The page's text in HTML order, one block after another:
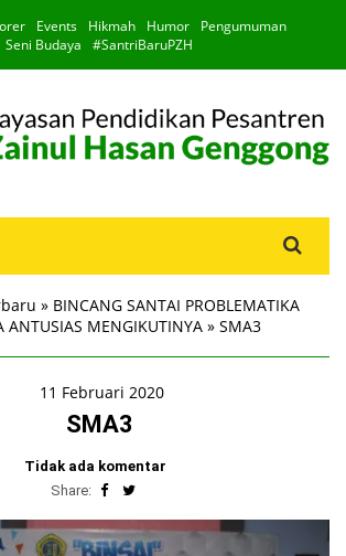
Events Hikmah Humor
Pengumuman
Seni Budaya
#SantriBaruPZH
for:
» BINCANG SANTAI PROBLEMATIKA
ANTUSIAS MENGIKUTINYA » SMA3
11 Februari 2020
SMA3
Tidak ada komentar
Share: